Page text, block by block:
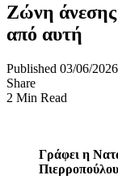
Ζώνη άνεσης:
από αυτή
Published 03/06/2026
Share
2 Min Read
Γράφει η
Πιερροπούλου